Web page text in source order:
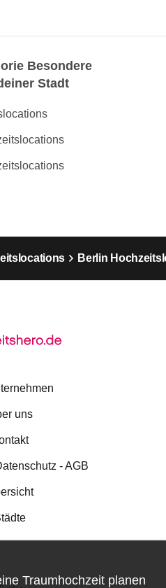
Besondere
Stadt
Berlin
uns
- AGB
Traumhochzeit planen